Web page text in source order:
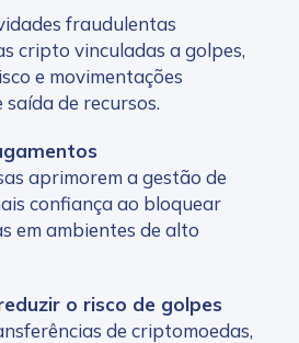
fraudulentas
cripto vinculadas a golpes,
e movimentações
de recursos.
aprimorem a gestão de
confiança ao bloquear
em ambientes de alto
o risco de golpes
de criptomoedas,